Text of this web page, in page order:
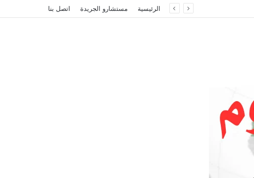
الرئيسية مستشارو الجريدة اتصل بنا